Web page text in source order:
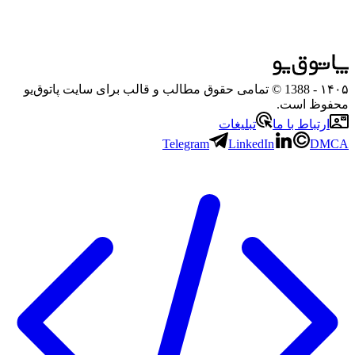
۱۴۰۵
- 1388 © تمامی حقوق مطالب و قالب برای سایت پاتوق‌یو
محفوظ است.
ارتباط با ما
تبلیغات
Telegram
LinkedIn DMCA